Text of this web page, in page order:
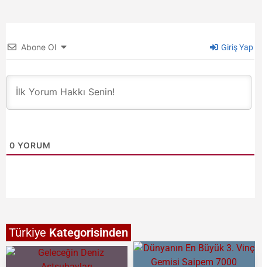
Abone Ol Giriş Yap
0 YORUM
Türkiye Kategorisinden